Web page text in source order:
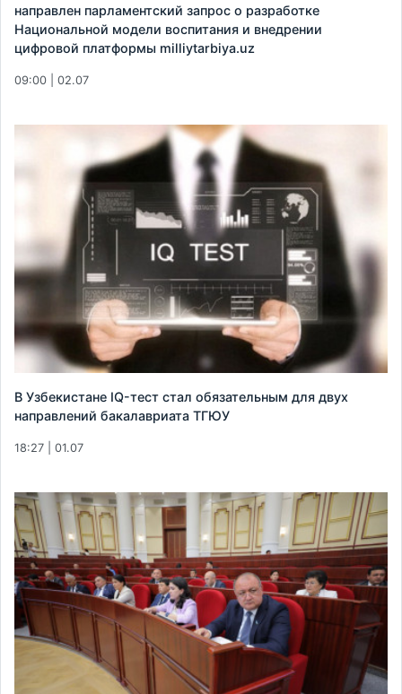
направлен парламентский запрос о разработке
Национальной модели воспитания и внедрении
цифровой платформы milliytarbiya.uz
09:00 | 02.07
В Узбекистане IQ-тест стал обязательным для двух
направлений бакалавриата ТГЮУ
18:27 | 01.07